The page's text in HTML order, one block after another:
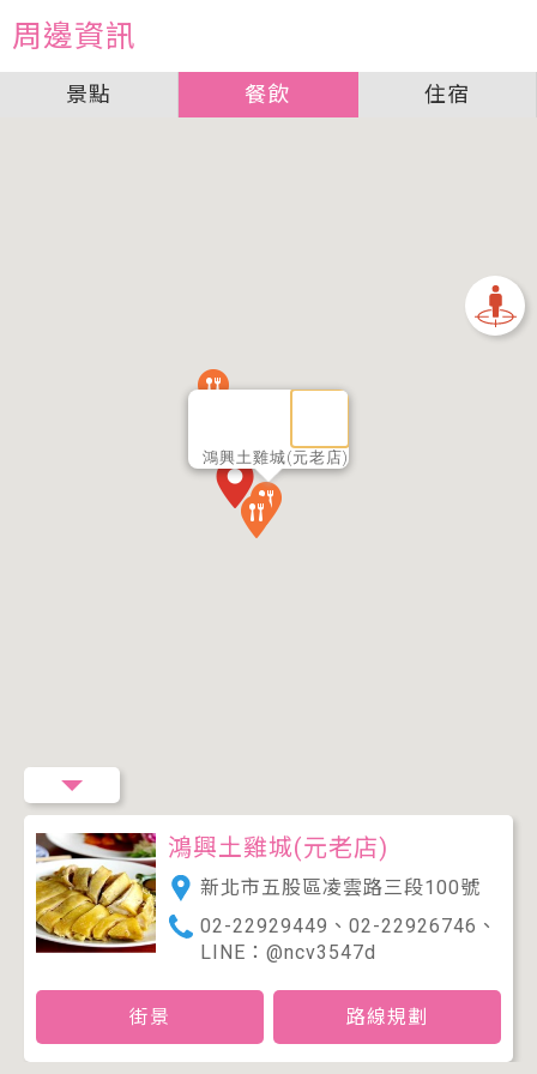
鴻興土雞城(元老店)
周邊資訊
景點 餐飲 住宿
鴻興土雞城(元老店)
新北市五股區凌雲路三段100號
02-22929449、02-22926746、
LINE：@ncv3547d
街景 路線規劃